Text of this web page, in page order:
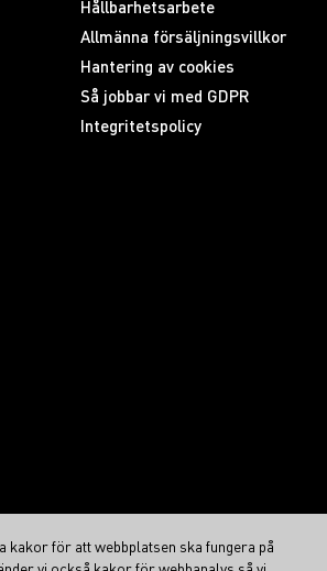
Hållbarhetsarbete
Allmänna försäljningsvillkor
Hantering av cookies
Så jobbar vi med GDPR
Integritetspolicy
kakor för att webbplatsen ska fungera på